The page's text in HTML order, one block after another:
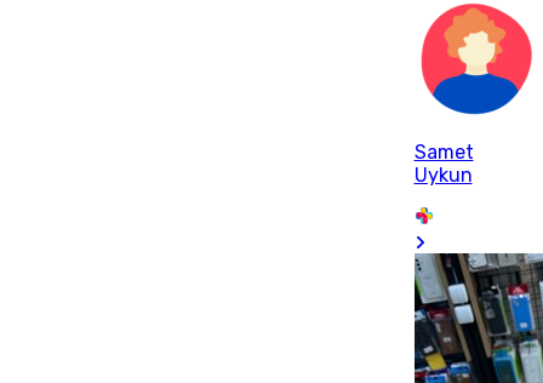
Samet
Uykun